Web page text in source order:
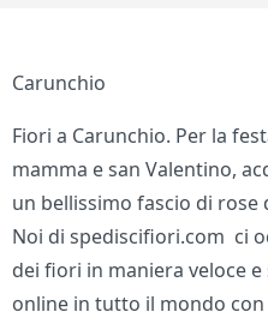
Carunchio
Fiori a Carunchio. Per la
mamma e san Valentino,
un bellissimo fascio di rose
Noi di spediscifiori.com ci
dei fiori in maniera veloce
online in tutto il mondo